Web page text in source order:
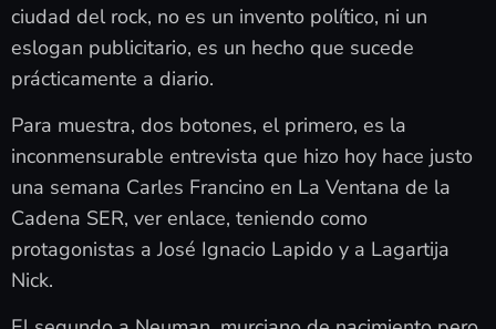
ciudad del rock, no es un invento político, ni un
eslogan publicitario, es un hecho que sucede
prácticamente a diario.
Para muestra, dos botones, el primero, es la
inconmensurable entrevista que hizo hoy hace justo
una semana Carles Francino en La Ventana de la
Cadena SER, ver enlace, teniendo como
protagonistas a José Ignacio Lapido y a Lagartija
Nick.